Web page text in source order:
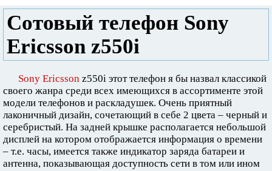
Сотовый телефон Sony
Ericsson z550i
Sony Ericsson z550i этот телефон я бы назвал классикой
своего жанра среди всех имеющихся в ассортименте этой
модели телефонов и раскладушек. Очень приятный
лаконичный дизайн, сочетающий в себе 2 цвета – черный и
серебристый. На задней крышке располагается небольшой
дисплей на котором отображается информация о времени
– т.е. часы, имеется также индикатор заряда батареи и
антенна, показывающая доступность сети в том или ином